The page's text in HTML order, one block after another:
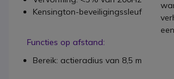
Kensington-beveiligingssleuf
Functies op afstand:
Bereik: actieradius van 8,5 m